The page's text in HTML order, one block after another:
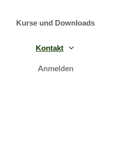
Kurse und Downloads
Kontakt
Anmelden